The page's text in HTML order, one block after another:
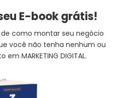
E-book grátis!
como montar seu negócio
você não tenha nenhum ou
MARKETING DIGITAL.